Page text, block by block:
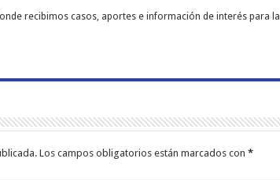
recibimos casos, aportes e información de interés para la
Los campos obligatorios están marcados con *